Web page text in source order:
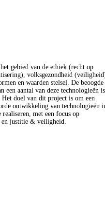
en justitie & veiligheid.